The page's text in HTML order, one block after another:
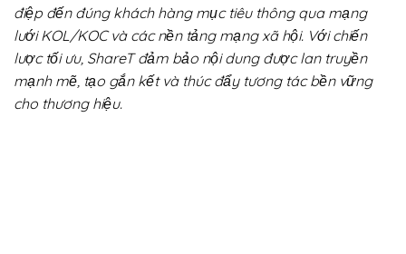
điệp đến đúng khách hàng mục tiêu thông qua mạng
lưới KOL/KOC và các nền tảng mạng xã hội. Với chiến
lược tối ưu, ShareT đảm bảo nội dung được lan truyền
mạnh mẽ, tạo gắn kết và thúc đẩy tương tác bền vững
cho thương hiệu.